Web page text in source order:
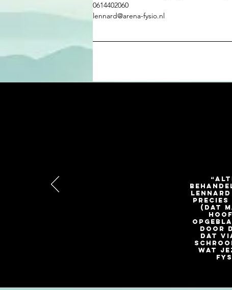
0614402060
lennard@arena-fysio.nl
(dat
door
dat
wat